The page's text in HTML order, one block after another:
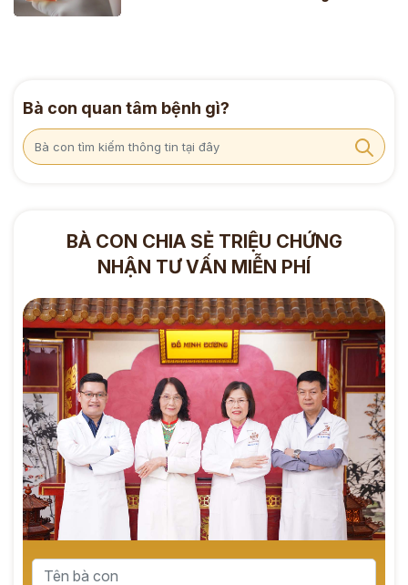
Bà con quan tâm bệnh gì?
BÀ CON CHIA SẺ TRIỆU CHỨNG
NHẬN TƯ VẤN MIỄN PHÍ